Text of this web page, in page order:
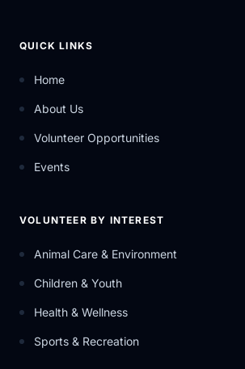
QUICK LINKS
Home
About Us
Volunteer Opportunities
Events
VOLUNTEER BY INTEREST
Animal Care & Environment
Children & Youth
Health & Wellness
Sports & Recreation